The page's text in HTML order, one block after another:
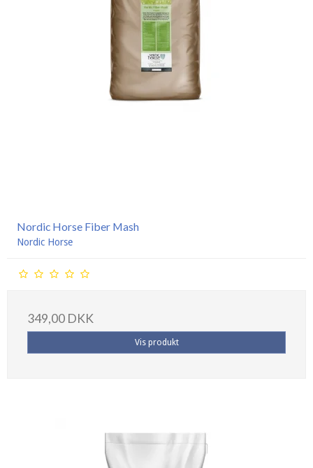
Nordic Horse Fiber Mash
Nordic Horse
349,00 DKK
Vis produkt